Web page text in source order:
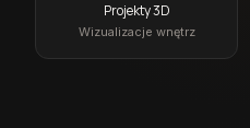
Projekty 3D
Wizualizacje wnętrz